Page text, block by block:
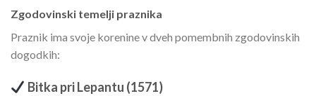
Zgodovinski temelji praznika
Praznik ima svoje korenine v dveh pomembnih zgodovinskih
dogodkih:
Bitka pri Lepantu (1571)